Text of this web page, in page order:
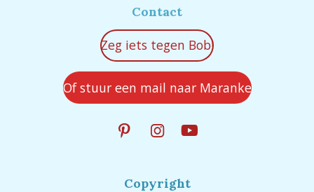
Contact
Zeg iets tegen Bob!
Of stuur een mail naar Maranke
P
t
I
t
Y
T
Copyright